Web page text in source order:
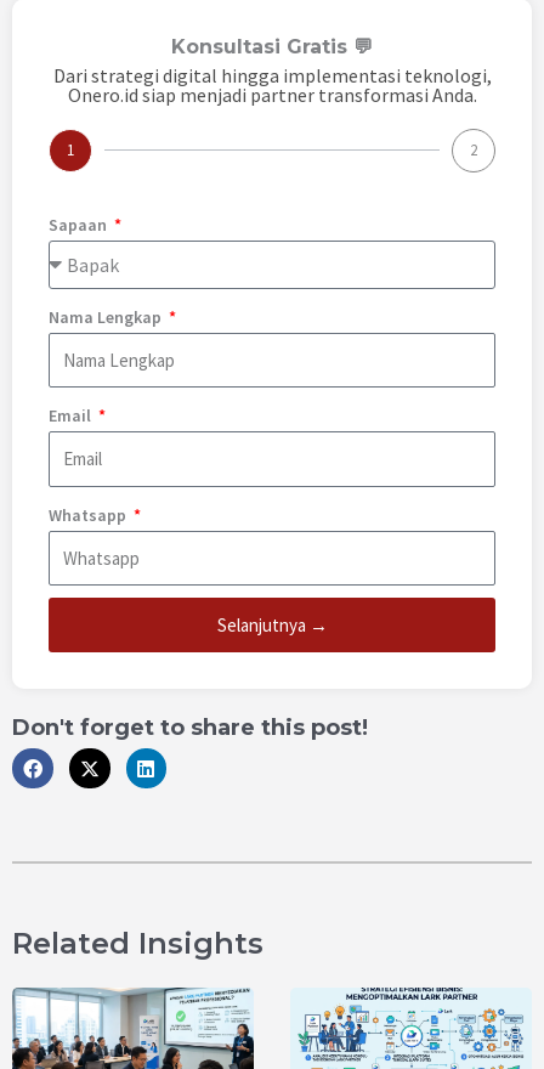
Konsultasi Gratis 💬
Dari strategi digital hingga implementasi teknologi,
Onero.id siap menjadi partner transformasi Anda.
1 2
Sapaan
Nama Lengkap
Email
Whatsapp
Selanjutnya →
Don't forget to share this post!
Related Insights